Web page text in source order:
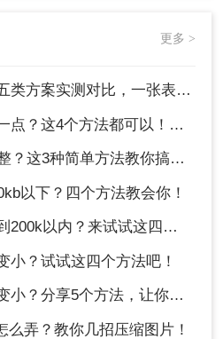
更多 >
实测对比，一张表看懂怎么选！
4个方法都可以！赶紧试试！
这3种简单方法教你搞定！
以下？四个方法教会你！
内？来试试这四种压缩方法！
小？试试这四个方法吧！
5个方法，让你轻松调整图片大小
么弄？教你几招压缩图片！